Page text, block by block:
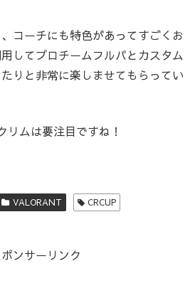
コーチにも特色があってすごくお
してプロチームフルパとカスタム
りと非常に楽しませてもらってい
リムは要注目ですね！
VALORANT
CRCUP
ンサーリンク